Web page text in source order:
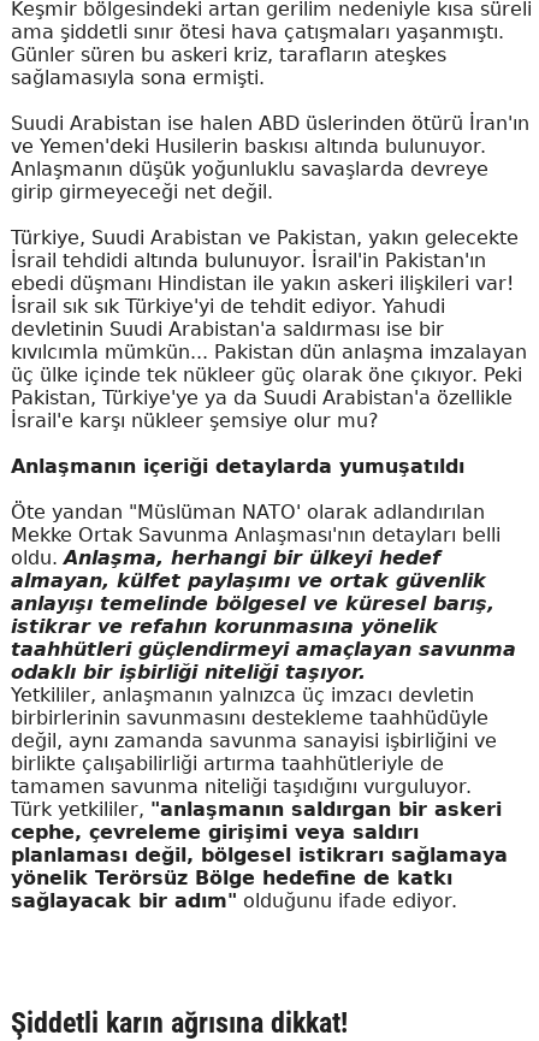
Keşmir bölgesindeki artan gerilim nedeniyle kısa süreli
ama şiddetli sınır ötesi hava çatışmaları yaşanmıştı.
Günler süren bu askeri kriz, tarafların ateşkes
sağlamasıyla sona ermişti.
Suudi Arabistan ise halen ABD üslerinden ötürü İran'ın
ve Yemen'deki Husilerin baskısı altında bulunuyor.
Anlaşmanın düşük yoğunluklu savaşlarda devreye
girip girmeyeceği net değil.
Türkiye, Suudi Arabistan ve Pakistan, yakın gelecekte
İsrail tehdidi altında bulunuyor. İsrail'in Pakistan'ın
ebedi düşmanı Hindistan ile yakın askeri ilişkileri var!
İsrail sık sık Türkiye'yi de tehdit ediyor. Yahudi
devletinin Suudi Arabistan'a saldırması ise bir
kıvılcımla mümkün... Pakistan dün anlaşma imzalayan
üç ülke içinde tek nükleer güç olarak öne çıkıyor. Peki
Pakistan, Türkiye'ye ya da Suudi Arabistan'a özellikle
İsrail'e karşı nükleer şemsiye olur mu?
Anlaşmanın içeriği detaylarda yumuşatıldı
Öte yandan "Müslüman NATO' olarak adlandırılan
Mekke Ortak Savunma Anlaşması'nın detayları belli
oldu.Anlaşma, herhangi bir ülkeyi hedef
almayan, külfet paylaşımı ve ortak güvenlik
anlayışı temelinde bölgesel ve küresel barış,
istikrar ve refahın korunmasına yönelik
taahhütleri güçlendirmeyi amaçlayan savunma
odaklı bir işbirliği niteliği taşıyor.
Yetkililer, anlaşmanın yalnızca üç imzacı devletin
birbirlerinin savunmasını destekleme taahhüdüyle
değil, aynı zamanda savunma sanayisi işbirliğini ve
birlikte çalışabilirliği artırma taahhütleriyle de
tamamen savunma niteliği taşıdığını vurguluyor.
Türk yetkililer, "anlaşmanın saldırgan bir askeri
cephe, çevreleme girişimi veya saldırı
planlaması değil, bölgesel istikrarı sağlamaya
yönelik Terörsüz Bölge hedefine de katkı
sağlayacak bir adım" olduğunu ifade ediyor.
Şiddetli karın ağrısına dikkat!